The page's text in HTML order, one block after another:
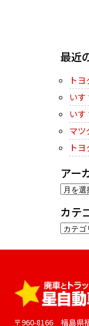
最近
ト
いす
いす
マツ
ト
アー
ア
カ
イ
ブ
カテ
カ
ー
〒960-8166 福島県